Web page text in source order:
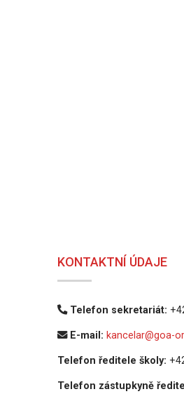
KONTAKTNÍ ÚDAJE
Telefon sekretariát:
E-mail: kancelar@goa-
Telefon ředitele školy:
Telefon zástupkyně